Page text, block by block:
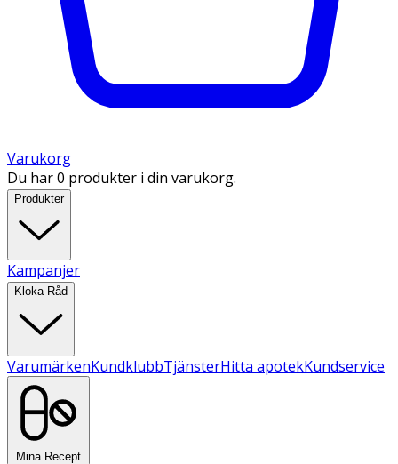
Varukorg
Du har 0 produkter i din varukorg.
Produkter
Kampanjer
Kloka Råd
VarumärkenKundklubbTjänsterHitta apotekKundservice
Mina Recept